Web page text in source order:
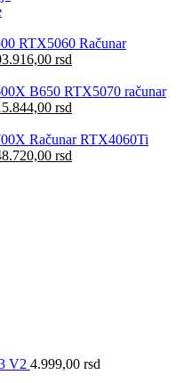
RTX5060 Računar
rsd
B650 RTX5070 računar
rsd
Računar RTX4060Ti
rsd
V2 4.999,00 rsd